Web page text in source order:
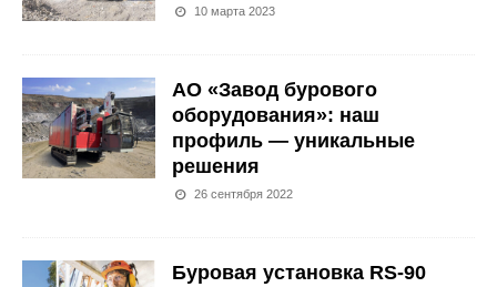
10 марта 2023
АО «Завод бурового
оборудования»: наш
профиль — уникальные
решения
26 сентября 2022
Буровая установка RS-90